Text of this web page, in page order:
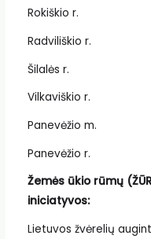
Rokiškio r.
Radviliškio r.
Šilalės r.
Vilkaviškio r.
Panevėžio m.
Panevėžio r.
Žemės ūkio rūmų
iniciatyvos:
Lietuvos žvėrelių